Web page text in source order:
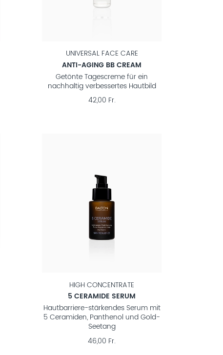
UNIVERSAL FACE CARE
ANTI-AGING BB CREAM
Getönte Tagescreme für ein
nachhaltig verbessertes Hautbild
42,00 Fr.
HIGH CONCENTRATE
5 CERAMIDE SERUM
Hautbarriere-stärkendes Serum mit
5 Ceramiden, Panthenol und Gold-
Seetang
46,00 Fr.